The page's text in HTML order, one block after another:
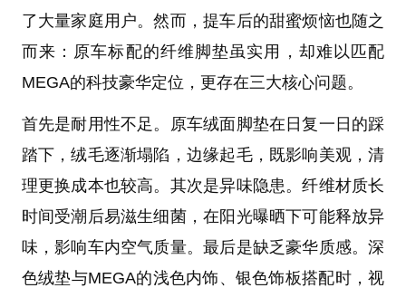
了大量家庭用户。然而，提车后的甜蜜烦恼也随之
而来：原车标配的纤维脚垫虽实用，却难以匹配
MEGA的科技豪华定位，更存在三大核心问题。
首先是耐用性不足。原车绒面脚垫在日复一日的踩
踏下，绒毛逐渐塌陷，边缘起毛，既影响美观，清
理更换成本也较高。其次是异味隐患。纤维材质长
时间受潮后易滋生细菌，在阳光曝晒下可能释放异
味，影响车内空气质量。最后是缺乏豪华质感。深
色绒垫与MEGA的浅色内饰、银色饰板搭配时，视